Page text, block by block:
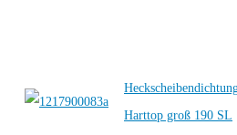
Harttop groß 190 SL